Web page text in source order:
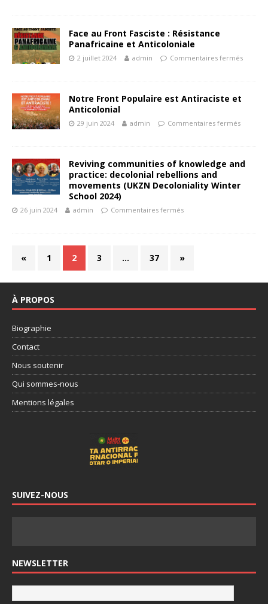
Face au Front Fasciste : Résistance
Panafricaine et Anticoloniale
2 juillet 2024 admin Commentaires fermés
Notre Front Populaire est Antiraciste et
Anticolonial
29 juin 2024 admin Commentaires fermés
Reviving communities of knowledge and
practice: decolonial rebellions and
movements (UKZN Decoloniality Winter
School 2024)
26 juin 2024 admin Commentaires fermés
« 1 2 3 … 37 »
À PROPOS
Biographie
Contact
Nous soutenir
Qui sommes-nous
Mentions légales
SUIVEZ-NOUS
NEWSLETTER